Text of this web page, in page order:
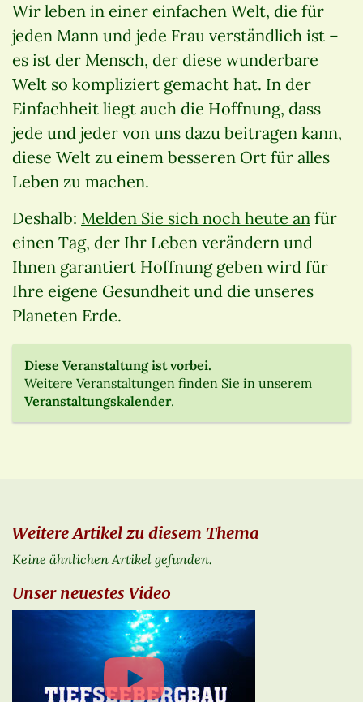
Wir leben in einer einfachen Welt, die für
jeden Mann und jede Frau verständlich ist –
es ist der Mensch, der diese wunderbare
Welt so kompliziert gemacht hat. In der
Einfachheit liegt auch die Hoffnung, dass
jede und jeder von uns dazu beitragen kann,
diese Welt zu einem besseren Ort für alles
Leben zu machen.
Deshalb: Melden Sie sich noch heute an für
einen Tag, der Ihr Leben verändern und
Ihnen garantiert Hoffnung geben wird für
Ihre eigene Gesundheit und die unseres
Planeten Erde.
Diese Veranstaltung ist vorbei.
Weitere Veranstaltungen finden Sie in unserem
Veranstaltungskalender.
Weitere Artikel zu diesem Thema
Keine ähnlichen Artikel gefunden.
Unser neuestes Video